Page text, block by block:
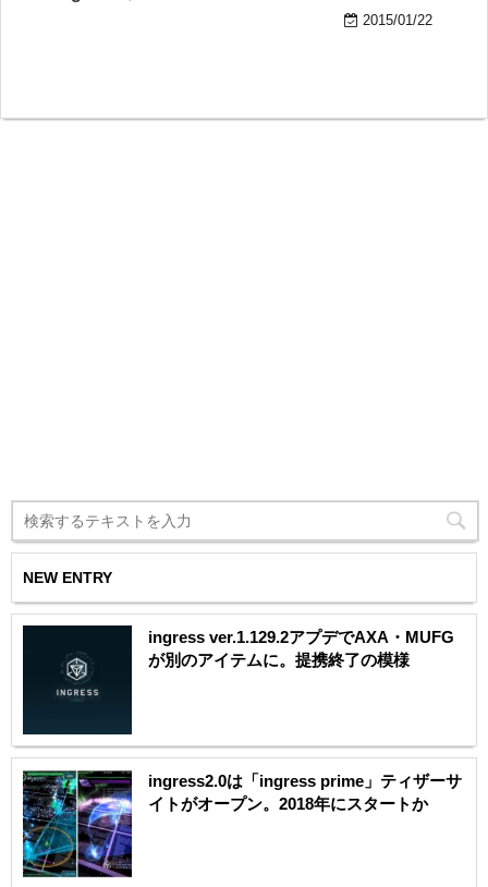
2015/01/22
NEW ENTRY
ingress ver.1.129.2アプデでAXA・MUFG
が別のアイテムに。提携終了の模様
ingress2.0は「ingress prime」ティザーサ
イトがオープン。2018年にスタートか